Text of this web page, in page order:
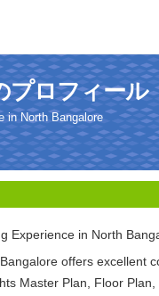
プロフィール
in North Bangalore
Experience in North
offers excellent
Master Plan, Floor Plan,